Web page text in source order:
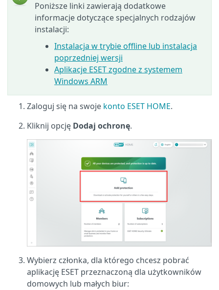
Poniższe linki zawierają dodatkowe
informacje dotyczące specjalnych rodzajów
instalacji:
Instalacja w trybie offline lub instalacja
poprzedniej wersji
Aplikacje ESET zgodne z systemem
Windows ARM
Zaloguj się na swoje konto ESET HOME.
Kliknij opcję Dodaj ochronę.
Wybierz członka, dla którego chcesz pobrać
aplikację ESET przeznaczoną dla użytkowników
domowych lub małych biur: